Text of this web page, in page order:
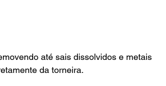
até sais dissolvidos e metais
da torneira.